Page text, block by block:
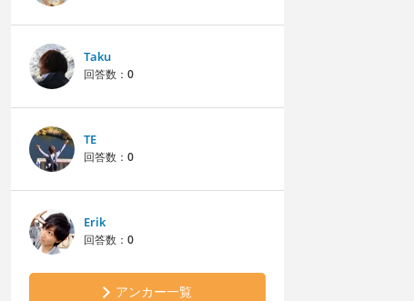
Taku
回答数： 0
TE
回答数： 0
Erik
回答数： 0
アンカー一覧